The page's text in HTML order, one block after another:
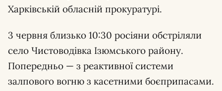
Харківській обласній прокуратурі.
3 червня близько 10:30 росіяни обстріляли
село Чистоводівка Ізюмського району.
Попередньо — з реактивної системи
залпового вогню з касетними боєприпасами.